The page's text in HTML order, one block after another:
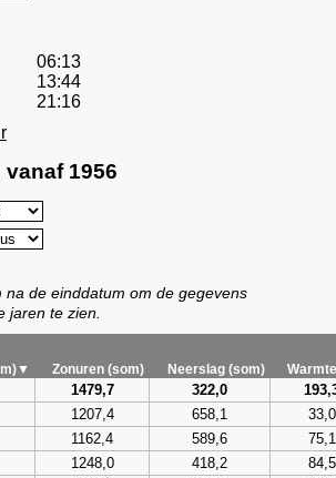
06:13
13:44
21:16
1956
na de einddatum om de gegevens
jaren te zien.
Zonuren (som) Neerslag (som)
1479,7 322,0
1207,4 658,1 33,0
1162,4 589,6 75,1
1248,0 418,2 84,5